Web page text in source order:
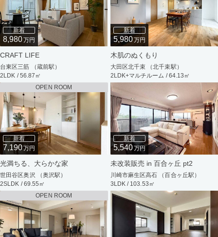
新着
8,980万円
CRAFT LIFE
台東区三筋 （蔵前駅）
2LDK / 56.87㎡
新着
5,980万円
木肌のぬくもり
大田区北千束 （北千束駅）
2LDK+マルチルーム / 64.13㎡
OPEN ROOM
新着
7,190万円
光満ちる、大らかな家
世田谷区奥沢 （奥沢駅）
2SLDK / 69.55㎡
新着
5,540万円
未改装販売 in 百合ヶ丘 pt2
川崎市麻生区高石 （百合ヶ丘駅）
3LDK / 103.53㎡
OPEN ROOM